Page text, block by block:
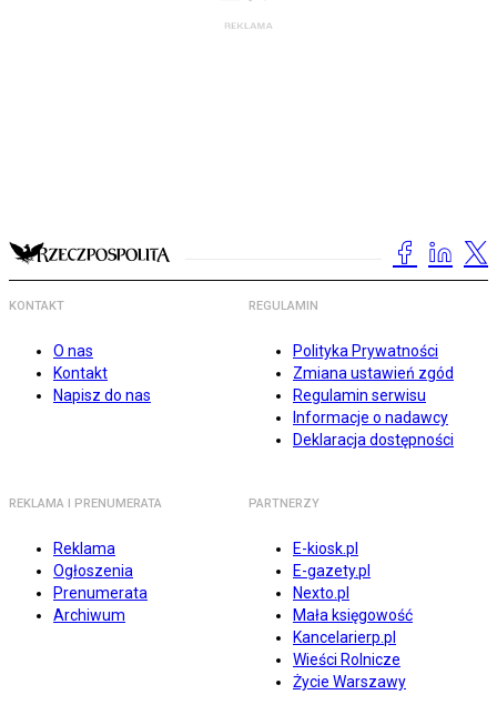
KONTAKT
O nas
Kontakt
Napisz do nas
REGULAMIN
Polityka Prywatności
Zmiana ustawień zgód
Regulamin serwisu
Informacje o nadawcy
Deklaracja dostępności
REKLAMA I PRENUMERATA
Reklama
Ogłoszenia
Prenumerata
Archiwum
PARTNERZY
E-kiosk.pl
E-gazety.pl
Nexto.pl
Mała księgowość
Kancelarierp.pl
Wieści Rolnicze
Życie Warszawy